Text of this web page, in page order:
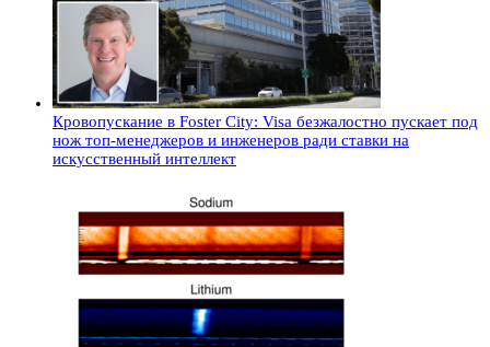
Кровопускание в Foster City: Visa безжалостно пускает под
нож топ-менеджеров и инженеров ради ставки на
искусственный интеллект